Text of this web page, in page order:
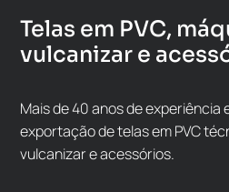
Telas em PVC,
vulcanizar e
Mais de 40 anos de experiência
exportação de telas em PVC
vulcanizar e acessórios.